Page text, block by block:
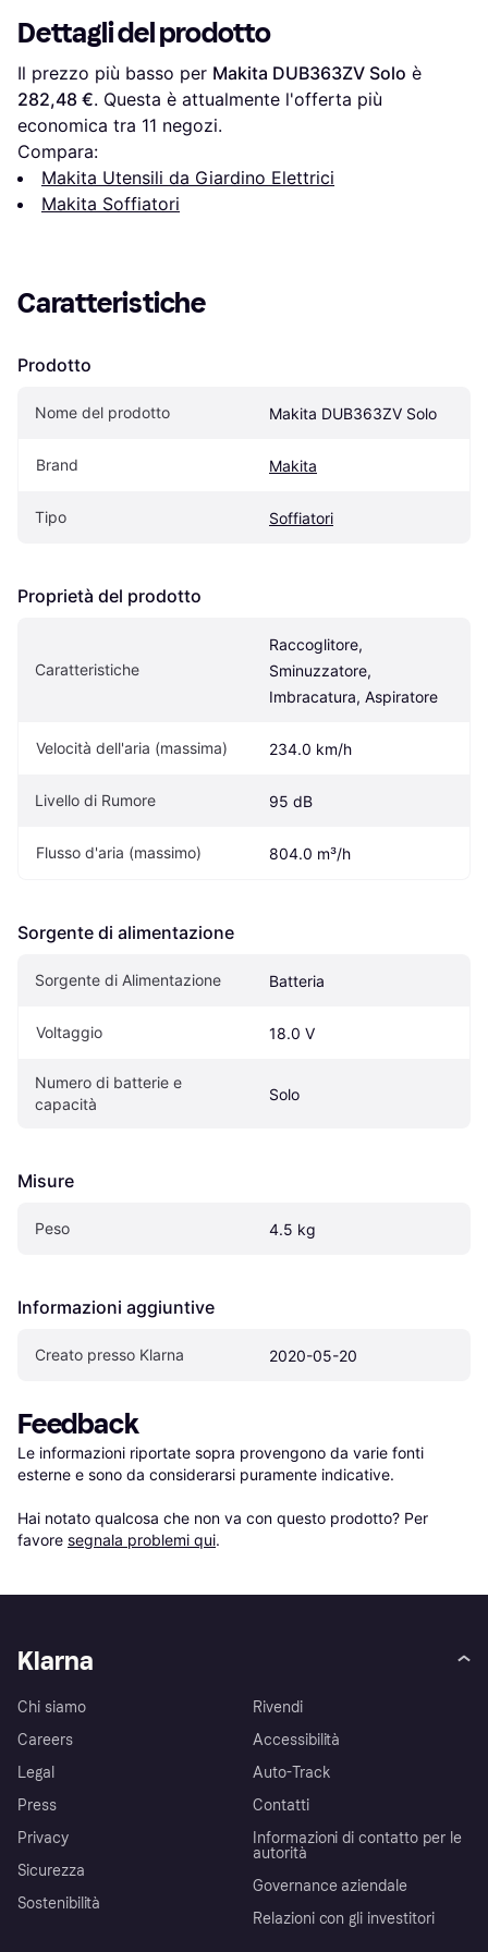
Dettagli del prodotto
Il prezzo più basso per Makita DUB363ZV Solo
282,48 €. Questa è attualmente l'offerta più
economica tra 11 negozi.
Compara:
Makita Utensili da Giardino Elettrici
Makita Soffiatori
Caratteristiche
Prodotto
Nome del prodotto Makita DUB363ZV Solo
Brand Makita
Tipo Soffiatori
Proprietà del prodotto
Caratteristiche
Raccoglitore,
Sminuzzatore,
Imbracatura, Aspiratore
Velocità dell'aria (massima) 234.0 km/h
Livello di Rumore 95 dB
Flusso d'aria (massimo) 804.0 m³/h
Sorgente di alimentazione
Sorgente di Alimentazione Batteria
Voltaggio 18.0 V
Numero di batterie e
capacità
Solo
Misure
Peso 4.5 kg
Informazioni aggiuntive
Creato presso Klarna 2020-05-20
Feedback
Le informazioni riportate sopra provengono da varie fonti
esterne e sono da considerarsi puramente indicative.
Hai notato qualcosa che non va con questo prodotto? Per
favore segnala problemi qui.
Klarna
Chi siamo
Careers
Legal
Press
Privacy
Sicurezza
Sostenibilità
Rivendi
Accessibilità
Auto-Track
Contatti
Informazioni di contatto per le
autorità
Governance aziendale
Relazioni con gli investitori